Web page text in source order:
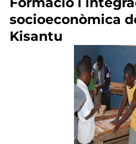
socioeconòmica
Kisantu